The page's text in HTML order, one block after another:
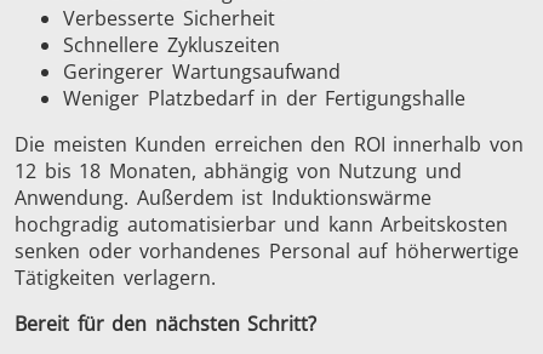
Verbesserte Sicherheit
Schnellere Zykluszeiten
Geringerer Wartungsaufwand
Weniger Platzbedarf in der Fertigungshalle
Die meisten Kunden erreichen den ROI innerhalb von
12 bis 18 Monaten, abhängig von Nutzung und
Anwendung. Außerdem ist Induktionswärme
hochgradig automatisierbar und kann Arbeitskosten
senken oder vorhandenes Personal auf höherwertige
Tätigkeiten verlagern.
Bereit für den nächsten Schritt?